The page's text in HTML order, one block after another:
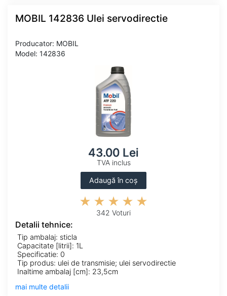
MOBIL 142836 Ulei servodirectie
Producator: MOBIL
Model: 142836
43.00 Lei
TVA inclus
Adaugă în coș
342 Voturi
Detalii tehnice:
Tip ambalaj: sticla
Capacitate [litrii]: 1L
Specificatie: 0
Tip produs: ulei de transmisie; ulei servodirectie
Inaltime ambalaj [cm]: 23,5cm
mai multe detalii